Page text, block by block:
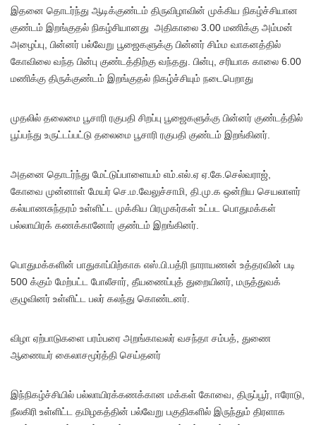
இதனை தொடர்ந்து ஆடிக்குண்டம் திருவிழாவின் முக்கிய நிகழ்ச்சியான
குண்டம் இறங்குதல் நிகழ்சியானது அதிகாலை 3.00 மணிக்கு அம்மன்
அழைப்பு, பின்னர் பல்வேறு பூஜைகளுக்கு பின்னர் சிம்ம வாகனத்தில்
கோவிலை வந்த பின்பு குண்டத்திற்கு வந்தது. பின்பு, சரியாக காலை 6.00
மணிக்கு திருக்குண்டம் இறங்குதல் நிகழ்ச்சியும் நடைபெறாது
முதலில் தலைமை பூசாரி ரகுபதி சிறப்பு பூஜைகளுக்கு பின்னர் குண்டத்தில்
பூப்பந்து உருட்டப்பட்டு தலைமை பூசாரி ரகுபதி குண்டம் இறங்கினர்.
அதனை தொடர்ந்து மேட்டுப்பாளையம் எம்.எல்.ஏ ஏ.கே.செல்வராஜ்,
கோவை முன்னாள் மேயர் செ.ம.வேலுச்சாமி, தி.மு.க ஒன்றிய செயலாளர்
கல்யாணசுந்தரம் உள்ளிட்ட முக்கிய பிரமுகர்கள் உட்பட பொதுமக்கள்
பல்லாயிரக் கணக்கானோர் குண்டம் இறங்கினர்.
பொதுமக்களின் பாதுகாப்பிற்காக எஸ்.பி.பத்ரி நாராயணன் உத்தரவின் படி
500 க்கும் மேற்பட்ட போலீசார், தீயணைப்புத் துறையினர், மருத்துவக்
குழுவினர் உள்ளிட்ட பலர் கலந்து கொண்டனர்.
விழா ஏற்பாடுகளை பரம்பரை அறங்காவலர் வசந்தா சம்பத், துணை
ஆணையர் கைலாசமூர்த்தி செய்தனர்
இந்நிகழ்ச்சியில் பல்லாயிரக்கணக்கான மக்கள் கோவை, திருப்பூர், ஈரோடு,
நீலகிரி உள்ளிட்ட தமிழகத்தின் பல்வேறு பகுதிகளில் இருந்தும் திரளாக